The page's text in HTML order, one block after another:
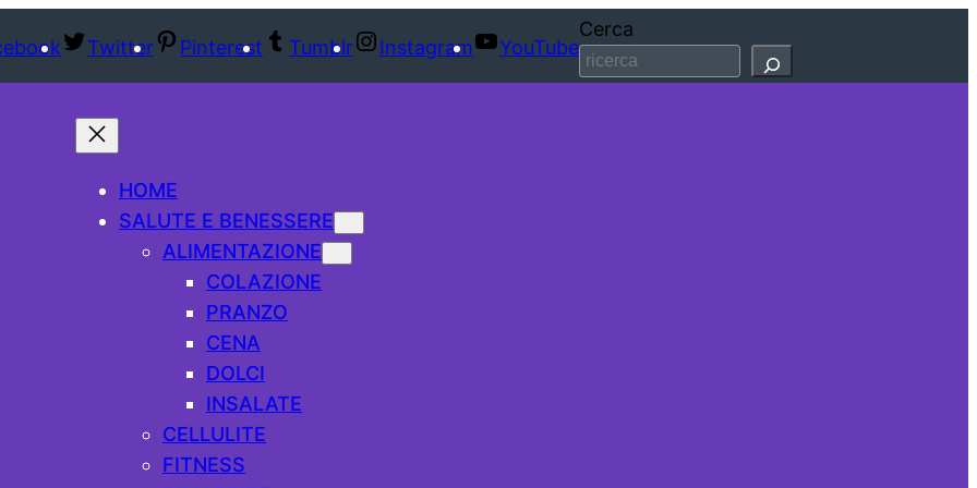
Twitter Pinterest Tumblr Instagram YouTube
Cerca
HOME
SALUTE E BENESSERE
ALIMENTAZIONE
COLAZIONE
PRANZO
CENA
DOLCI
INSALATE
CELLULITE
FITNESS